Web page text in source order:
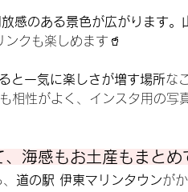
感のある景色が広がります。
ンクも楽しめます🥤
と一気に楽しさが増す場所な
相性がよく、インスタ用の写
海感もお土産もまとめ
道の駅 伊東マリンタウンが